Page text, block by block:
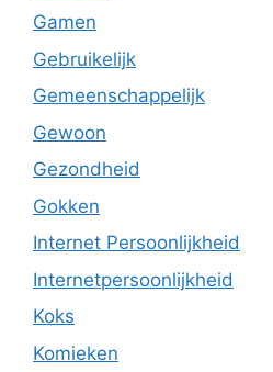
Gamen
Gebruikelijk
Gemeenschappelijk
Gewoon
Gezondheid
Gokken
Internet Persoonlijkheid
Internetpersoonlijkheid
Koks
Komieken